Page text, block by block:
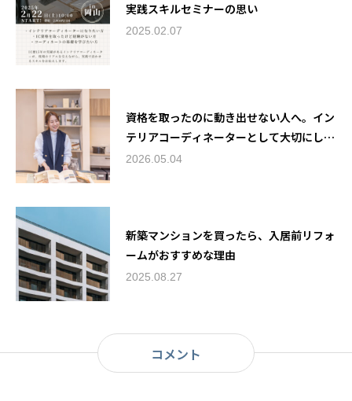
実践スキルセミナーの思い
2025.02.07
資格を取ったのに動き出せない人へ。イン
テリアコーディネーターとして大切にした
いこと
2026.05.04
新築マンションを買ったら、入居前リフォ
ームがおすすめな理由
2025.08.27
コメント